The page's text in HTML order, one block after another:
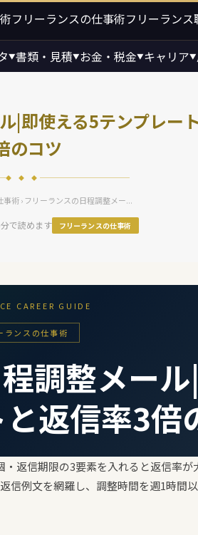
フリーランスの仕事術フリーラン
▼書類・見積▼お金・税金▼キャリア▼
|即使える5テンプレー
のコツ
◆ ◆ ◆
事術› フリーランスの日程調整メー...
で読めます フリーランスの仕事術
CAREER GUIDE
ランスの仕事術
調整メー
返信率3倍
返信期限の3要素を入れると返信率が
信例文を網羅し、調整時間を週1時間